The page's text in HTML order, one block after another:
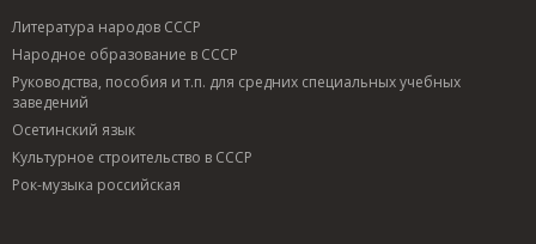
Литература народов СССР
Народное образование в СССР
Руководства, пособия и т.п. для средних специальных учебных
заведений
Осетинский язык
Культурное строительство в СССР
Рок-музыка российская